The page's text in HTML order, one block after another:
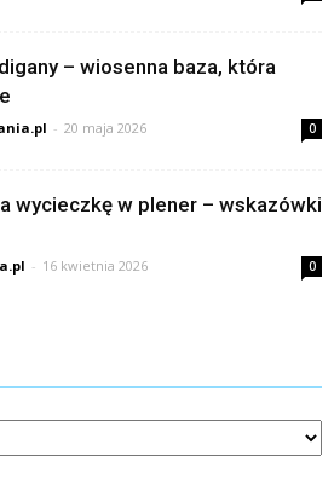
– wiosenna baza, która
- 20 maja 2026 0
wycieczkę w plener – wskazówki
- 16 kwietnia 2026 0